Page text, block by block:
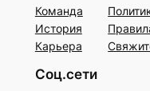
Команда
История
Карьера
Соц.сети